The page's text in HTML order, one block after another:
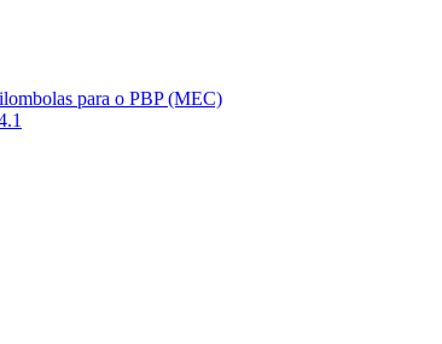
para o PBP (MEC)